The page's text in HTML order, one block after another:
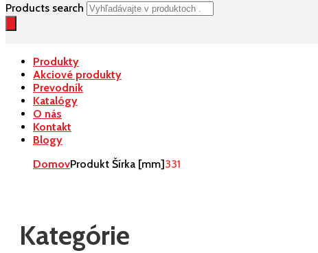
Products search
Produkty
Akciové produkty
Prevodník
Katalógy
O nás
Kontakt
Blogy
DomovProdukt Šírka [mm]331
Kategórie